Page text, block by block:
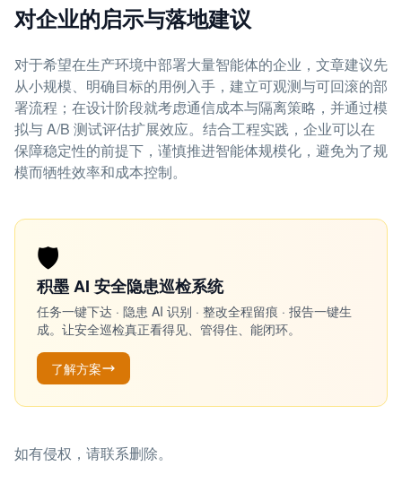
对企业的启示与落地建议
对于希望在生产环境中部署大量智能体的企业，文章建议先
从小规模、明确目标的用例入手，建立可观测与可回滚的部
署流程；在设计阶段就考虑通信成本与隔离策略，并通过模
拟与 A/B 测试评估扩展效应。结合工程实践，企业可以在
保障稳定性的前提下，谨慎推进智能体规模化，避免为了规
模而牺牲效率和成本控制。
🛡️
积墨 AI 安全隐患巡检系统
任务一键下达 · 隐患 AI 识别 · 整改全程留痕 · 报告一键生
成。让安全巡检真正看得见、管得住、能闭环。
了解方案
如有侵权，请联系删除。